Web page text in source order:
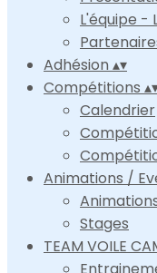
L'équipe -
Adhésion▴▾
Compétitions ▴
Calendrier
Animations /
Stages
TEAM VOILE